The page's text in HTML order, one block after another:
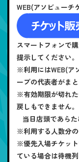
WEB(アソビューチ
スマートフォンで
提示してください。
※利用にはWEB(ア
ープの代表者がま
※有効期限が切れ
戻しもできません。
当日店頭であらた
※利用する人数分の
※優先入場チケッ
ている場合は待機